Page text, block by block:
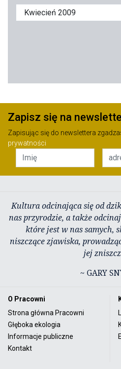
Zapisz się na
Zapisując się do newslettera
prywatności
Kultura odcinająca się od
nas przyrodzie, a także
które jest w nas samych,
niszczące zjawiska,
jej
~ GARY
O Pracowni
Strona główna Pracowni
Głęboka ekologia
Informacje publiczne
Kontakt